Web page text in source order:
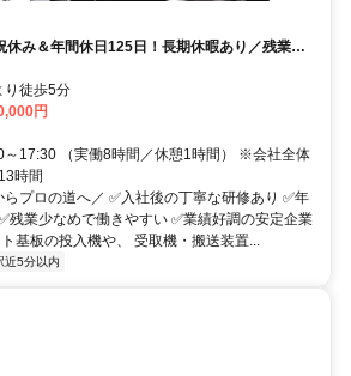
休み＆年間休日125日！長期休暇あり／残業少
通勤快適！
駅より徒歩5分
円
～17:30 （実働8時間／休憩1時間） ※会社全体
時間
プロの道へ／ ✅入社後の丁寧な研修あり ✅年
残業少なめで働きやすい ✅業績好調の安定企業
ト基板の投入機や、 受取機・搬送装置...
近5分以内